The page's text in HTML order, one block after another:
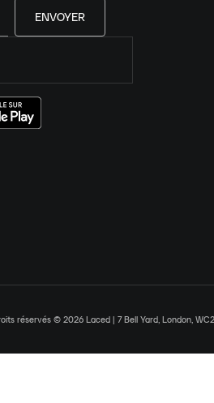
ENVOYER
réservés © 2026 Laced | 7 Bell Yard, London,